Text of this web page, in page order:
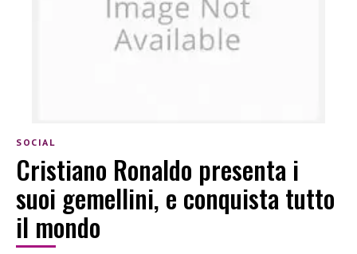
SOCIAL
Cristiano Ronaldo presenta i
suoi gemellini, e conquista tutto
il mondo